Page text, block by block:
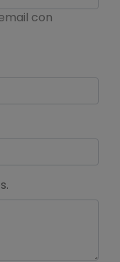
con